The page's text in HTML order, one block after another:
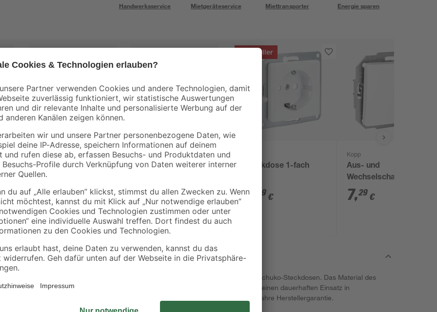
Handwerksservice Mietgeräteservice Miettransporter Energie sparen
Kopp
Abdeckrahmen 'Paris'
2-fach weiß
3,29€
Kopp
Schutzkontakt-
arktisweiß
4,99€
Bestseller
Steckdose 1-fach
2 59 €
Kopp
Aus- und
Wechselschalter
'Paris' arktisweiß
7,29 €
Dieser Rahmen dient der Abdeckung von zwei Schuko-Steckdosen. Das Material des
Rahmens ist stabil und bruchfest und verspricht einen dauerhaften Einsatz in
Innenräumen. Auf das Produkt erhalten Sie 20 Jahre Herstellergarantie.